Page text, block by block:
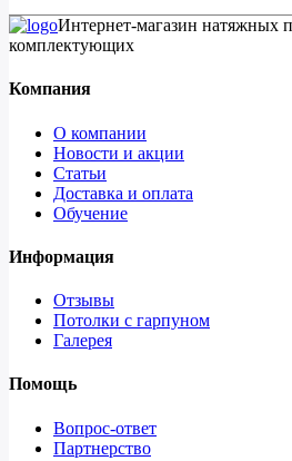
Интернет-магазин натяжных
комплектующих
Компания
О компании
Новости и акции
Статьи
Доставка и оплата
Обучение
Информация
Отзывы
Потолки с гарпуном
Галерея
Помощь
Вопрос-ответ
Партнерство